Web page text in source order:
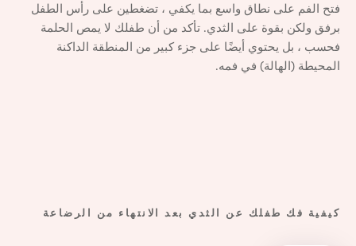
فتح الفم على نطاق واسع بما يكفي ، تضغطين على رأس الطفل
برفق ولكن بقوة على الثدي. تأكد من أن طفلك لا يمص الحلمة
فحسب ، بل يحتوي أيضًا على جزء كبير من المنطقة الداكنة
المحيطة (الهالة) في فمه.
كيفية فك طفلك عن الثدي بعد الانتهاء من الرضاعة